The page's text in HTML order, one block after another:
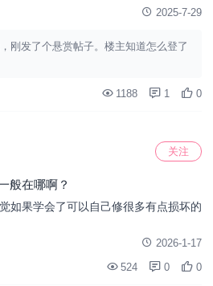
2025-7-29
刚发了个悬赏帖子。楼主知道怎么登了
1188 1 0
关注
般在哪啊？
如果学会了可以自己修很多有点损坏的
2026-1-17
524 0 0